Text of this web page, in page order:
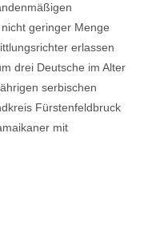
geringer Menge
erlassen
drei Deutsche im Alter
serbischen
Fürstenfeldbruck
mit